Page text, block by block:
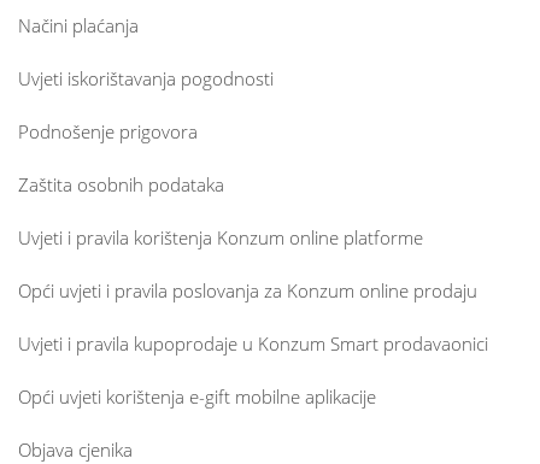
Načini plaćanja
Uvjeti iskorištavanja pogodnosti
Podnošenje prigovora
Zaštita osobnih podataka
Uvjeti i pravila korištenja Konzum online platforme
Opći uvjeti i pravila poslovanja za Konzum online prodaju
Uvjeti i pravila kupoprodaje u Konzum Smart prodavaonici
Opći uvjeti korištenja e-gift mobilne aplikacije
Objava cjenika